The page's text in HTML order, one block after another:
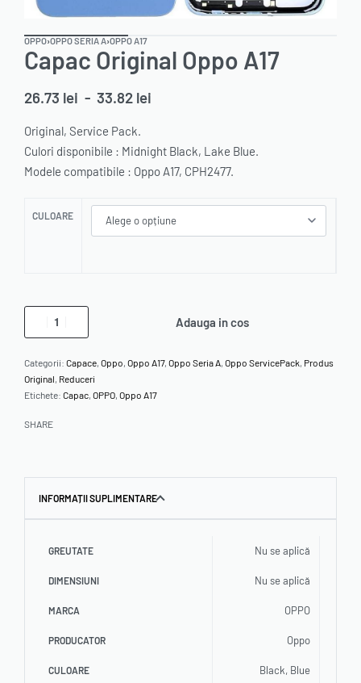
OPPO›OPPO SERIA A›OPPO A17
Capac Original Oppo A17
26.73 lei - 33.82 lei
Original, Service Pack.
Culori disponibile : Midnight Black, Lake Blue.
Modele compatibile : Oppo A17, CPH2477.
CULOARE
Adauga in cos
Categorii: Capace Oppo Oppo A17, Oppo Seria A Oppo ServicePack Produs
Original Reduceri
Etichete: Capac OPPO Oppo A17
SHARE
INFORMAȚII SUPLIMENTARE
GREUTATE Nu se aplică
DIMENSIUNI Nu se aplică
MARCA OPPO
PRODUCATOR Oppo
CULOARE Black, Blue